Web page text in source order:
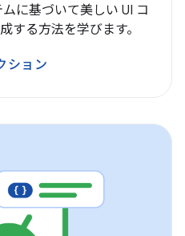
に基づいて美しい UI コ
する方法を学びます。
ション